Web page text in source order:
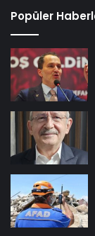
Popüler